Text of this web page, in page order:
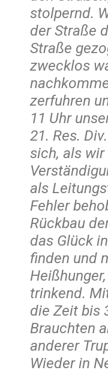
stolpernd.
der Straße
Straße
zwecklos
zerfuhren
11 Uhr
21. Res.
sich, als
als
Fehler
Rückbau
das Glück
finden und
trinkend.
die Zeit bis
Brauchten
anderer
Wieder in